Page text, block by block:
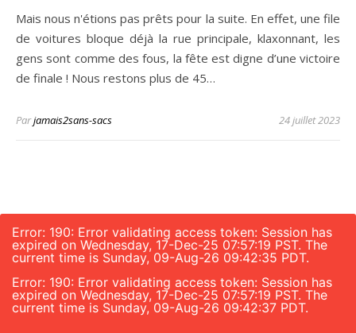
Mais nous n'étions pas prêts pour la suite. En effet, une file
de voitures bloque déjà la rue principale, klaxonnant, les
gens sont comme des fous, la fête est digne d’une victoire
de finale ! Nous restons plus de 45…
Parjamais2sans-sacs 24 juillet 2023
Error: 190: Error validating access token: Session has
expired on Wednesday, 17-Dec-25 07:57:19 PST. The
current time is Sunday, 09-Aug-26 09:42:35 PDT.
Error: 190: Error validating access token: Session has
expired on Wednesday, 17-Dec-25 07:57:19 PST. The
current time is Sunday, 09-Aug-26 09:42:37 PDT.